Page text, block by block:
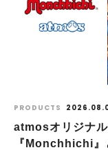
PRODUCTS
atmosオリジナ
『Monchhichi』